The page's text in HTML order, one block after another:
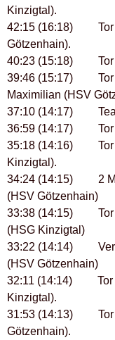
Kinzigtal).
42:15 (16:18) Tor
Götzenhain).
40:23 (15:18) Tor
39:46 (15:17) Tor
Maximilian (HSV
37:10 (14:17)
36:59 (14:17) Tor
35:18 (14:16) Tor
Kinzigtal).
34:24 (14:15) 2
(HSV Götzenhain)
33:38 (14:15) Tor
(HSG Kinzigtal)
33:22 (14:14)
(HSV Götzenhain)
32:11 (14:14) Tor
Kinzigtal).
31:53 (14:13) Tor
Götzenhain).